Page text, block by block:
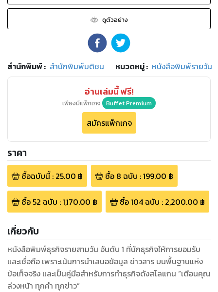
ดูตัวอย่าง
สำนักพิมพ์: สำนักพิมพ์มติชน หมวดหมู่: หนังสือพิมพ์รายวัน
อ่านเล่มนี้ ฟรี!
เพียงมีแพ็กเกจ Buffet Premium
สมัครแพ็กเกจ
ราคา
ซื้อฉบับนี้: 25.00 ฿ ซื้อ 8 ฉบับ :199.00 ฿
ซื้อ 52 ฉบับ :1,170.00 ฿ ซื้อ104ฉบับ : 2,200.00 ฿
เกี่ยวกับ
หนังสือพิมพ์ธุรกิจรายสามวัน อันดับ 1 ที่นักธุรกิจให้การยอมรับ
และเชื่อถือ เพราะเน้นการนำเสนอข้อมูล ข่าวสาร บนพื้นฐานแห่ง
ข้อเท็จจริง และเป็นคู่มือสำหรับการทำธุรกิจดังสโลแกน “เตือนคุณ
ล่วงหน้า ทุกคำ ทุกข่าว”